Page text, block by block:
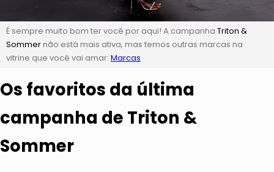
É sempre muito bom ter você por aqui! A campanha Triton &
Sommernão está mais ativa, mas temos outras marcas na
vitrine que você vai amar: Marcas
Os favoritos da última
campanha de Triton &
Sommer